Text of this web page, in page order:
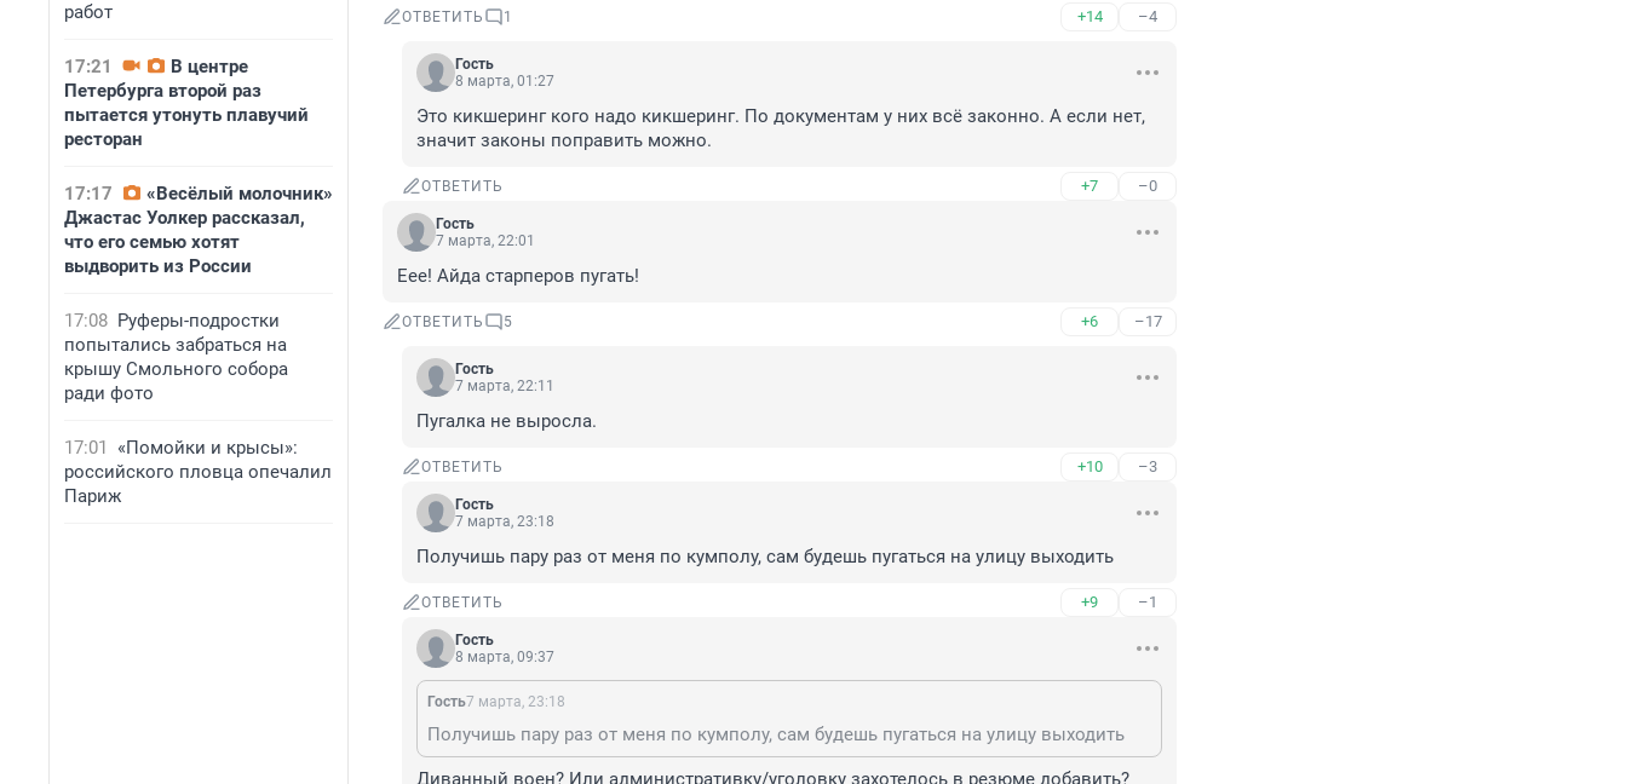
работ
17:21
В центре
Петербурга второй раз
пытается утонуть плавучий
ресторан
17:17
«Весёлый молочник»
Джастас Уолкер рассказал,
что его семью хотят
выдворить из России
17:08 Руферы-подростки
попытались забраться на
крышу Смольного собора
ради фото
17:01
«Помойки и крысы»:
российского пловца опечалил
Париж
ОТВЕТИТЬ 1 +14 –4
Гость
8 марта, 01:27
Это кикшеринг кого надо кикшеринг. По документам у них всё законно. А если нет,
значит законы поправить можно.
ОТВЕТИТЬ +7 –0
Гость
7 марта, 22:01
Еее! Айда старперов пугать!
ОТВЕТИТЬ 5 +6 –17
Гость
7 марта, 22:11
Пугалка не выросла.
ОТВЕТИТЬ +10 –3
Гость
7 марта, 23:18
Получишь пару раз от меня по кумполу, сам будешь пугаться на улицу выходить
ОТВЕТИТЬ +9 –1
Гость
8 марта, 09:37
Гость7 марта, 23:18
Получишь пару раз от меня по кумполу, сам будешь пугаться на улицу выходить
Диванный воен? Или административку/уголовку захотелось в резюме добавить?